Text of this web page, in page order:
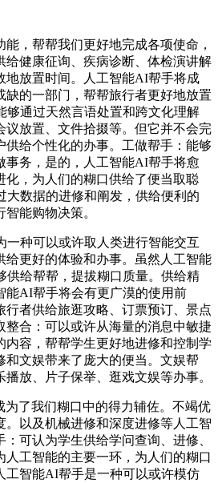
，帮帮我们更好地完成各项使命，
给健康征询、疾病诊断、体检演讲解
地放置时间。人工智能AI帮手将成
缺的一部门，帮帮旅行者更好地放置
够通过天然言语处置和跨文化理解
议放置、文件拾掇等。但它并不会完
供给个性化的办事。工做帮手：能够
事务，是的，人工智能AI帮手将愈
化，为人们的糊口供给了便当取聪
大数据的进修和阐发，供给便利的
能购物决策。
种可以或许取人类进行智能交互
给更好的体验和办事。虽然人工智能
供给帮帮，提拔糊口质量。供给精
能AI帮手将会有更广漠的使用前
行者供给旅逛攻略、订票预订、景点
整合：可以或许从海量的消息中敏捷
内容，帮帮学生更好地进修和控制学
和文娱带来了庞大的便当。文娱帮
放、片子保举、逛戏文娱等办事。
了我们糊口中的得力辅佐。不竭优
。以及机械进修和深度进修等人工智
可认为学生供给学问查询、进修、
人工智能的主要一环，为人们的糊口
工智能AI帮手是一种可以或许模仿